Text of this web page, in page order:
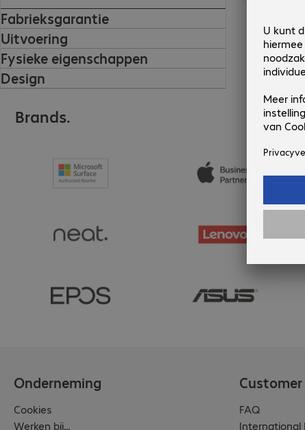
Fabrieksgarantie
Uitvoering
Fysieke eigenschappen
Design
Brands.
Onderneming
Cookies
Werken bij...
Customer
FAQ
International